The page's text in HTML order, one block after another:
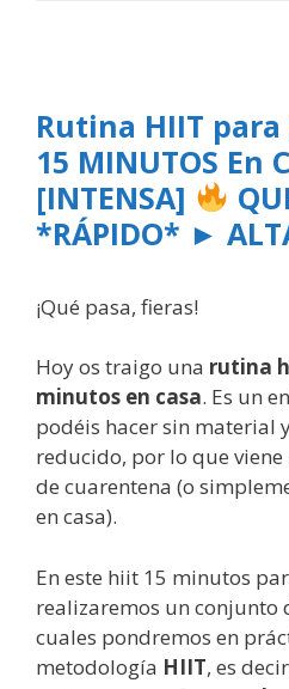
Rutina HIIT para
15 MINUTOS En
[INTENSA]
*RÁPIDO* ►
¡Qué pasa, fieras!
Hoy os traigo una rutina
minutos en casa. Es un
podéis hacer sin material
reducido, por lo que
de cuarentena (o
en casa).
En este hiit 15 minutos
realizaremos un conjunto
cuales pondremos en
metodología HIIT, es